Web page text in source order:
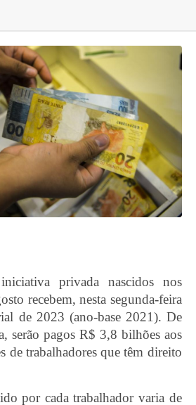
privada nascidos nos
recebem, nesta segunda-feira
de 2023 (ano-base 2021). De
serão pagos R$ 3,8 bilhões aos
de trabalhadores que têm direito
por cada trabalhador varia de